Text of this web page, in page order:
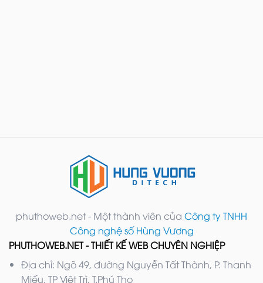
phuthoweb.net - Một thành viên của Công ty TNHH
Công nghệ số Hùng Vương
PHUTHOWEB.NET - THIẾT KẾ WEB CHUYÊN NGHIỆP
Địa chỉ: Ngõ 49, đường Nguyễn Tất Thành, P. Thanh
Miếu, TP Việt Trì, T.Phú Thọ